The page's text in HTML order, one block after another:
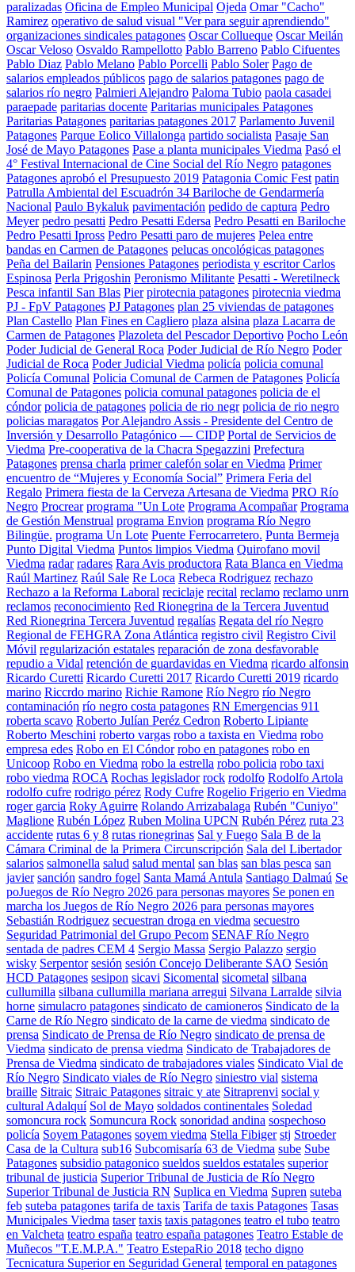
paralizadas Oficina de Empleo Municipal Ojeda Omar "Cacho"
Ramirez operativo de salud visual "Ver para seguir aprendiendo"
organizaciones sindicales patagones Oscar Collueque Oscar Meilán
Oscar Veloso Osvaldo Rampellotto Pablo Barreno Pablo Cifuentes
Pablo Diaz Pablo Melano Pablo Porcelli Pablo Soler Pago de
salarios empleados públicos pago de salarios patagones pago de
salarios río negro Palmieri Alejandro Paloma Tubio paola casadei
paraepade paritarias docente Paritarias municipales Patagones
Paritarias Patagones paritarias patagones 2017 Parlamento Juvenil
Patagones Parque Eolico Villalonga partido socialista Pasaje San
José de Mayo Patagones Pase a planta municipales Viedma Pasó el
4° Festival Internacional de Cine Social del Río Negro patagones
Patagones aprobó el Presupuesto 2019 Patagonia Comic Fest patin
Patrulla Ambiental del Escuadrón 34 Bariloche de Gendarmería
Nacional Paulo Bykaluk pavimentación pedido de captura Pedro
Meyer pedro pesatti Pedro Pesatti Edersa Pedro Pesatti en Bariloche
Pedro Pesatti Ipross Pedro Pesatti paro de mujeres Pelea entre
bandas en Carmen de Patagones pelucas oncológicas patagones
Peña del Bailarin Pensiones Patagones periodista y escritor Carlos
Espinosa Perla Prigoshin Peronismo Militante Pesatti - Weretilneck
Pesca infantil San Blas Pier pirotecnia patagones pirotecnia viedma
PJ - FpV Patagones PJ Patagones plan 25 viviendas de patagones
Plan Castello Plan Fines en Cagliero plaza alsina plaza Lacarra de
Carmen de Patagones Plazoleta del Pescador Deportivo Pocho León
Poder Judicial de General Roca Poder Judicial de Río Negro Poder
Judicial de Roca Poder Judicial Viedma policía policia comunal
Policía Comunal Policia Comunal de Carmen de Patagones Policía
Comunal de Patagones policia comunal patagones policia de el
cóndor policia de patagones policia de rio negr policia de rio negro
policias maragatos Por Alejandro Assis - Presidente del Centro de
Inversión y Desarrollo Patagónico — CIDP Portal de Servicios de
Viedma Pre-cooperativa de la Chacra Spegazzini Prefectura
Patagones prensa charla primer calefón solar en Viedma Primer
encuentro de “Mujeres y Economía Social” Primera Feria del
Regalo Primera fiesta de la Cerveza Artesana de Viedma PRO Río
Negro Procrear programa "Un Lote Programa Acompañar Programa
de Gestión Menstrual programa Envion programa Río Negro
Bilingüe. programa Un Lote Puente Ferrocarretero. Punta Bermeja
Punto Digital Viedma Puntos limpios Viedma Quirofano movil
Viedma radar radares Rara Avis productora Rata Blanca en Viedma
Raúl Martinez Raúl Sale Re Loca Rebeca Rodriguez rechazo
Rechazo a la Reforma Laboral reciclaje recital reclamo reclamo unrn
reclamos reconocimiento Red Rionegrina de la Tercera Juventud
Red Rionegrina Tercera Juventud regalías Regata del río Negro
Regional de FEHGRA Zona Atlántica registro civil Registro Civil
Móvil regularización estatales reparación de zona desfavorable
repudio a Vidal retención de guardavidas en Viedma ricardo alfonsin
Ricardo Curetti Ricardo Curetti 2017 Ricardo Curetti 2019 ricardo
marino Riccrdo marino Richie Ramone Río Negro río Negro
contaminación río negro costa patagones RN Emergencias 911
roberta scavo Roberto Julían Peréz Cedron Roberto Lipiante
Roberto Meschini roberto vargas robo a taxista en Viedma robo
empresa edes Robo en El Cóndor robo en patagones robo en
Unicoop Robo en Viedma robo la estrella robo policia robo taxi
robo viedma ROCA Rochas legislador rock rodolfo Rodolfo Artola
rodolfo cufre rodrigo pérez Rody Cufre Rogelio Frigerio en Viedma
roger garcia Roky Aguirre Rolando Arrizabalaga Rubén "Cuniyo"
Maglione Rubén López Ruben Molina UPCN Rubén Pérez ruta 23
accidente rutas 6 y 8 rutas rionegrinas Sal y Fuego Sala B de la
Cámara Criminal de la Primera Circunscripción Sala del Libertador
salarios salmonella salud salud mental san blas san blas pesca san
javier sanción sandro fogel Santa Mamá Antula Santiago Dalmaú Se
poJuegos de Río Negro 2026 para personas mayores Se ponen en
marcha los Juegos de Río Negro 2026 para personas mayores
Sebastián Rodriguez secuestran droga en viedma secuestro
Seguridad Patrimonial del Grupo Pecom SENAF Río Negro
sentada de padres CEM 4 Sergio Massa Sergio Palazzo sergio
wisky Serpentor sesión sesión Concejo Deliberante SAO Sesión
HCD Patagones sesipon sicavi Sicomental sicometal silbana
cullumilla silbana cullumilla mariana arregui Silvana Larralde silvia
horne simulacro patagones sindicato de camioneros Sindicato de la
Carne de Río Negro sindicato de la carne de viedma sindicato de
prensa Sindicato de Prensa de Río Negro sindicato de prensa de
Viedma sindicato de prensa viedma Sindicato de Trabajadores de
Prensa de Viedma sindicato de trabajadores viales Sindicato Vial de
Río Negro Sindicato viales de Río Negro siniestro vial sistema
braille Sitraic Sitraic Patagones sitraic y ate Sitraprenvi social y
cultural Adalquí Sol de Mayo soldados continentales Soledad
somoncura rock Somuncura Rock sonoridad andina sospechoso
policía Soyem Patagones soyem viedma Stella Fibiger stj Stroeder
Casa de la Cultura sub16 Subcomisaría 63 de Viedma sube Sube
Patagones subsidio patagonico sueldos sueldos estatales superior
tribunal de justicia Superior Tribunal de Justicia de Río Negro
Superior Tribunal de Justicia RN Suplica en Viedma Supren suteba
feb suteba patagones tarifa de taxis Tarifa de taxis Patagones Tasas
Municipales Viedma taser taxis taxis patagones teatro el tubo teatro
en Valcheta teatro españa teatro españa patagones Teatro Estable de
Muñecos "T.E.M.P.A." Teatro EstepaRio 2018 techo digno
Tecnicatura Superior en Seguridad General temporal en patagones